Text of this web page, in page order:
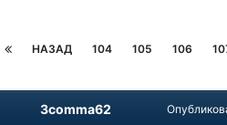
НАЗАД 104 105 106
3comma62